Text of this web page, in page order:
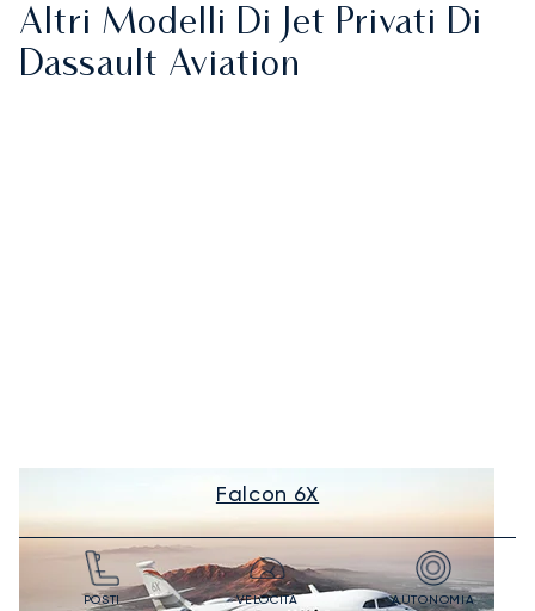
Altri Modelli Di Jet Privati Di
Dassault Aviation
Falcon 6X
POSTI VELOCITÀ AUTONOMIA